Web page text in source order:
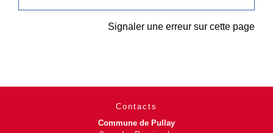
Signaler une erreur sur cette page
Contacts
Commune de Pullay